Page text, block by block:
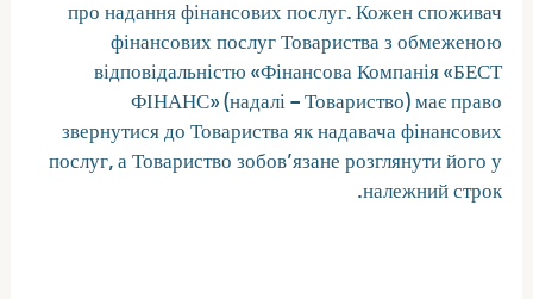
про надання фінансових послуг. Кожен споживач
фінансових послуг Товариства з обмеженою
відповідальністю «Фінансова Компанія «БЕСТ
ФІНАНС» (надалі – Товариство) має право
звернутися до Товариства як надавача фінансових
послуг, а Товариство зобов’язане розглянути його у
належний строк.